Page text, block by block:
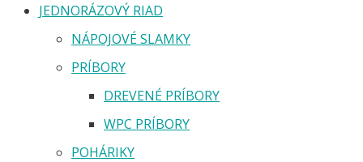
JEDNORÁZOVÝ RIAD
NÁPOJOVÉ SLAMKY
PRÍBORY
DREVENÉ PRÍBORY
WPC PRÍBORY
POHÁRIKY